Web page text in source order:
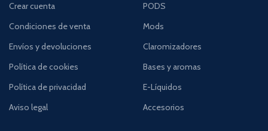
Crear cuenta
Condiciones de venta
Envíos y devoluciones
Política de cookies
Política de privacidad
Aviso legal
PODS
Mods
Claromizadores
Bases y aromas
E-Líquidos
Accesorios